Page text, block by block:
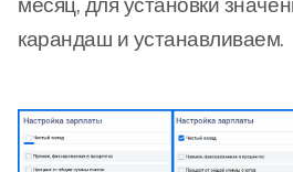
карандаш и устанавливаем.